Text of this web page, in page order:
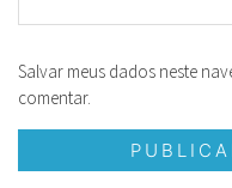
Salvar meus dados neste
comentar.